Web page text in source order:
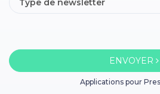
ENVOYER
Applications pour